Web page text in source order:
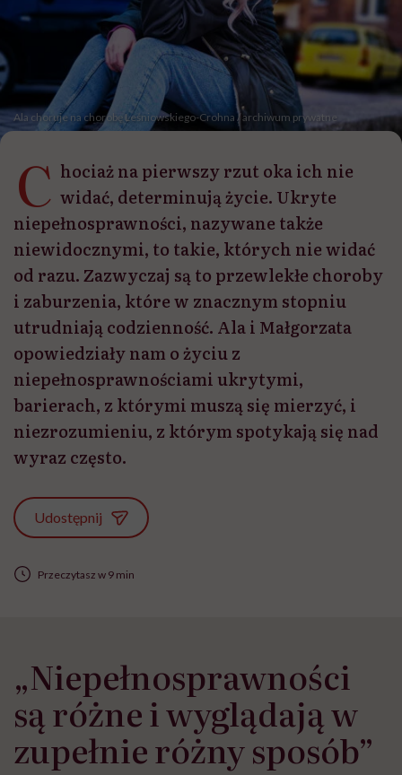
Ala choruje na chorobę Leśniowskiego-Crohna / archiwum prywatne
C hociaż na pierwszy rzut oka ich nie
widać, determinują życie. Ukryte
niepełnosprawności, nazywane także
niewidocznymi, to takie, których nie widać
od razu. Zazwyczaj są to przewlekłe choroby
i zaburzenia, które w znacznym stopniu
utrudniają codzienność. Ala i Małgorzata
opowiedziały nam o życiu z
niepełnosprawnościami ukrytymi,
barierach, z którymi muszą się mierzyć, i
niezrozumieniu, z którym spotykają się nad
wyraz często.
Udostępnij
Przeczytasz w 9 min
„Niepełnosprawności
są różne i wyglądają w
zupełnie różny sposób”